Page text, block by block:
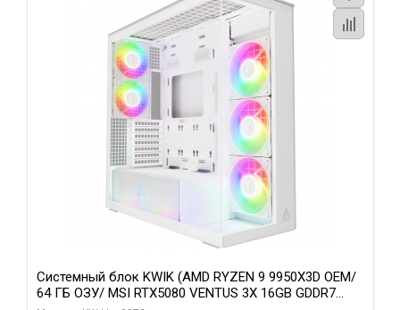
Системный блок KWIK (AMD RYZEN 9 9950X3D OEM/
64 ГБ ОЗУ/ MSI RTX5080 VENTUS 3X 16GB GDDR7